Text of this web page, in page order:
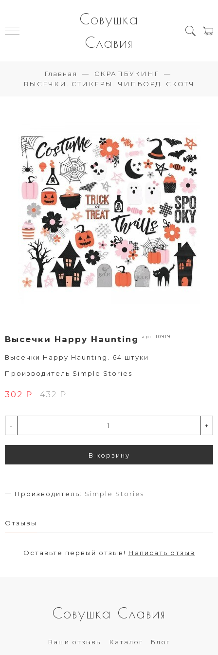
Совушка
Славия
Главная
СКРАПБУКИНГ
ВЫСЕЧКИ. СТИКЕРЫ. ЧИПБОРД. СКОТЧ
Высечки Happy Haunting арт. 10919
Высечки Happy Haunting. 64 штуки
Производитель Simple Stories
302 ₽ 432 ₽
- +
В корзину
Производитель: Simple Stories
Отзывы
Оставьте первый отзыв! Написать отзыв
Совушка Славия
Ваши отзывы Каталог
Блог